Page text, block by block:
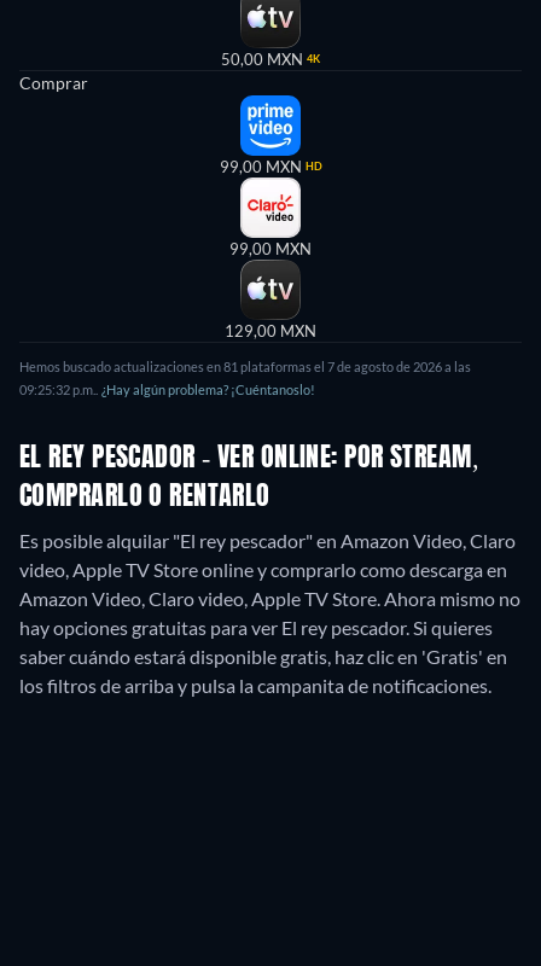
50,00 MXN 4K
Comprar
99,00 MXN HD
99,00 MXN
129,00 MXN
Hemos buscado actualizaciones en81 plataformas el 7 de agosto de 2026a las
09:25:32 p.m.
¿Hay algún problema? ¡Cuéntanoslo!
EL REY PESCADOR - VER ONLINE: POR STREAM,
COMPRARLO O RENTARLO
Es posible alquilar "El rey pescador" en Amazon Video, Claro
video, Apple TV Store online y comprarlo como descarga en
Amazon Video, Claro video, Apple TV Store.Ahora mismo no
hay opciones gratuitas para ver El rey pescador. Si quieres
saber cuándo estará disponible gratis, haz clic en 'Gratis' en
los filtros de arriba y pulsa la campanita de notificaciones.